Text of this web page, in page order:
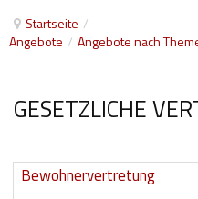
Startseite /
Angebote / Angebote nach
GESETZLICHE
Bewohnervertretung
Angebote nach Themen
Barrierefreiheit
Anbieter
Veranstaltungen